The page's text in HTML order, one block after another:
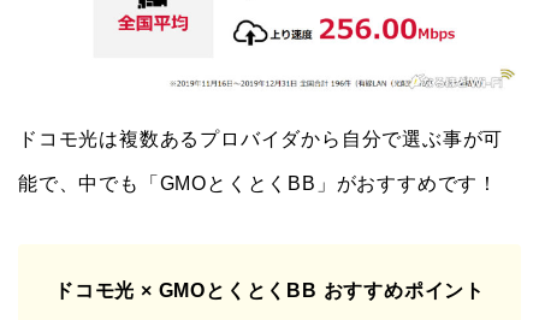
ドコモ光は複数あるプロバイダから自分で選ぶ事が可
能で、中でも「GMOとくとくBB」がおすすめです！
ドコモ光 × GMOとくとくBB おすすめポイント